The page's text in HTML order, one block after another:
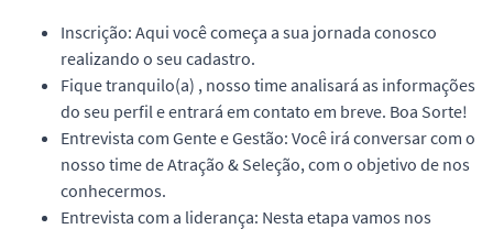
Inscrição: Aqui você começa a sua jornada conosco
realizando o seu cadastro.
Fique tranquilo(a) , nosso time analisará as informações
do seu perfil e entrará em contato em breve. Boa Sorte!
Entrevista com Gente e Gestão: Você irá conversar com o
nosso time de Atração & Seleção, com o objetivo de nos
conhecermos.
Entrevista com a liderança: Nesta etapa vamos nos